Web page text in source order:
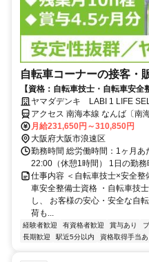
自転車コーナーの接客・
【資格：自転車技士・自転車安
日制｜東証プライム上場グループ
ヤマダデンキ LABI 1 LIFE
アクセス 南海本線 なんば〔南
堂筋線 なんば〔Osaka5番口徒
ＪＲ難波OCAT口徒歩約16分
なんば駅より徒歩6～7分
月給231,650円～310,850円
大阪府大阪市浪速区
勤務時間 総労働時間：1ヶ月
22:00（休憩1時間） 1日の勤
仕事内容 ＜自転車技士×安全
車安全整備士資格 ・自転車技
し、 お客様の安心・安全な自
荷も...
経験者歓迎 有資格者歓迎 賞与あり
長期歓迎
駅近5分以内 資格取得手当あ